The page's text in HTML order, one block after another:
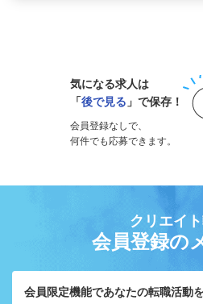
気になる求人は
「後で見る 」で保存！
会員登録なしで、
何件でも応募できます。
クリエイ
会員登録の
会員限定機能であなたの転職活動